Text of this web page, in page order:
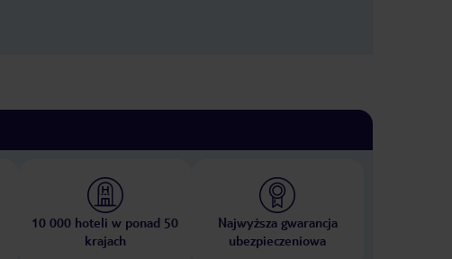
10 000 hoteli w ponad 50
krajach
Najwyższa gwarancja
ubezpieczeniowa